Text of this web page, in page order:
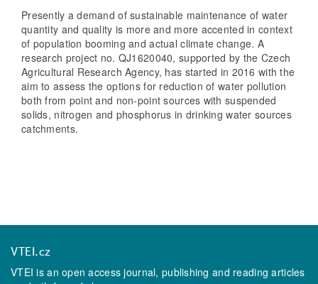
Presently a demand of sustainable maintenance of water
quantity and quality is more and more accented in context
of population booming and actual climate change. A
research project no. QJ1620040, supported by the Czech
Agricultural Research Agency, has started in 2016 with the
aim to assess the options for reduction of water pollution
both from point and non-point sources with suspended
solids, nitrogen and phosphorus in drinking water sources
catchments.
VTEI.cz
VTEI is an open access journal, publishing and reading articles